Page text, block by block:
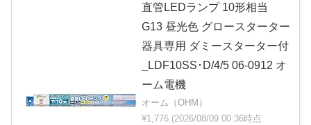
直管LEDランプ 10形相当
G13 昼光色 グロースターター
器具専用 ダミースターター付
_LDF10SS･D/4/5 06-0912 オ
ーム電機
オーム（OHM）
¥1,776 (2026/08/09 00:36時点